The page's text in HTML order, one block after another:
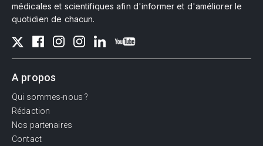
médicales et scientifiques afin d'informer et d'améliorer le
quotidien de chacun.
A propos
Qui sommes-nous ?
Rédaction
Nos partenaires
Contact